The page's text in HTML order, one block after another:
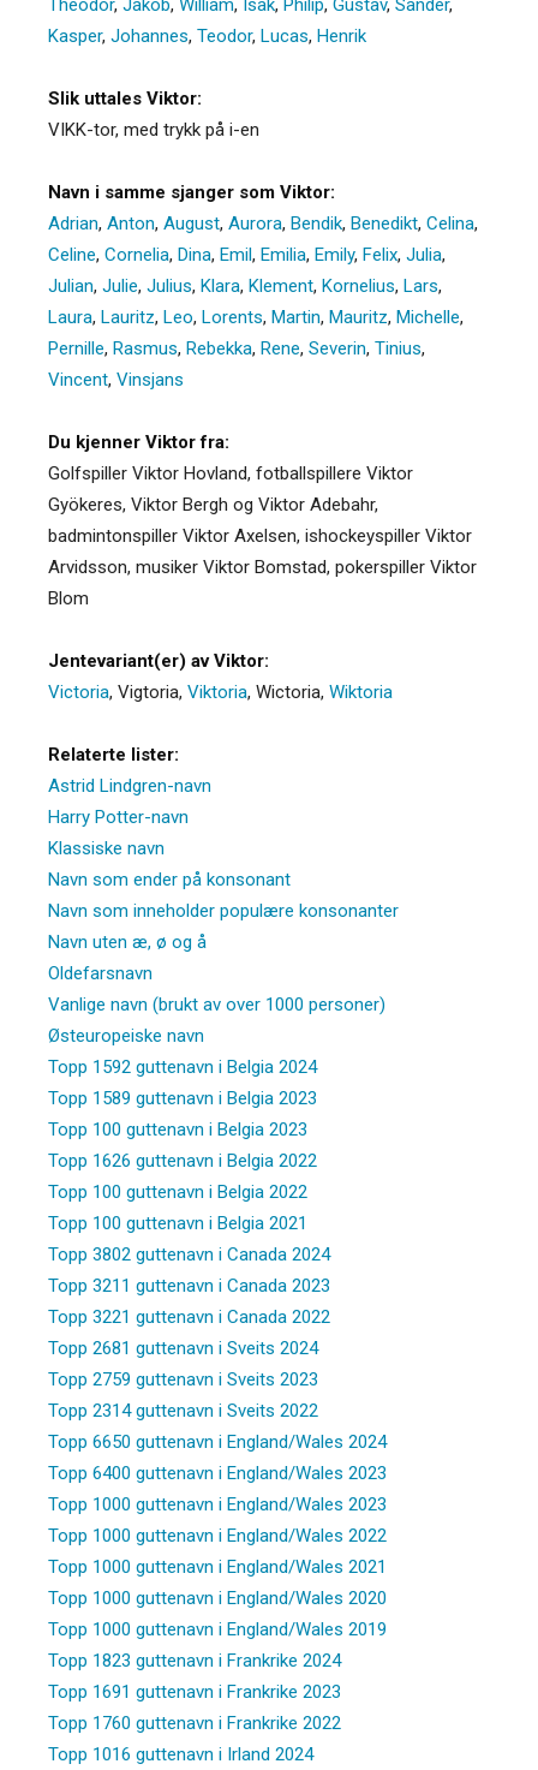
Kasper, Johannes, Teodor, Lucas, Henrik
Slik uttales Viktor:
VIKK-tor, med trykk på i-en
Navn i samme sjanger som Viktor:
Adrian, Anton, August, Aurora, Bendik, Benedikt, Celina,
Celine, Cornelia, Dina, Emil, Emilia, Emily, Felix, Julia,
Julian, Julie, Julius, Klara, Klement, Kornelius, Lars,
Laura, Lauritz, Leo, Lorents, Martin, Mauritz, Michelle,
Pernille, Rasmus, Rebekka, Rene, Severin, Tinius,
Vincent, Vinsjans
Du kjenner Viktor fra:
Golfspiller Viktor Hovland, fotballspillere Viktor
Gyökeres, Viktor Bergh og Viktor Adebahr,
badmintonspiller Viktor Axelsen, ishockeyspiller Viktor
Arvidsson, musiker Viktor Bomstad, pokerspiller Viktor
Blom
Jentevariant(er) av Viktor:
Victoria, Vigtoria, Viktoria, Wictoria, Wiktoria
Relaterte lister:
Astrid Lindgren-navn
Harry Potter-navn
Klassiske navn
Navn som ender på konsonant
Navn som inneholder populære konsonanter
Navn uten æ, ø og å
Oldefarsnavn
Vanlige navn (brukt av over 1000 personer)
Østeuropeiske navn
Topp 1592 guttenavn i Belgia 2024
Topp 1589 guttenavn i Belgia 2023
Topp 100 guttenavn i Belgia 2023
Topp 1626 guttenavn i Belgia 2022
Topp 100 guttenavn i Belgia 2022
Topp 100 guttenavn i Belgia 2021
Topp 3802 guttenavn i Canada 2024
Topp 3211 guttenavn i Canada 2023
Topp 3221 guttenavn i Canada 2022
Topp 2681 guttenavn i Sveits 2024
Topp 2759 guttenavn i Sveits 2023
Topp 2314 guttenavn i Sveits 2022
Topp 6650 guttenavn i England/Wales 2024
Topp 6400 guttenavn i England/Wales 2023
Topp 1000 guttenavn i England/Wales 2023
Topp 1000 guttenavn i England/Wales 2022
Topp 1000 guttenavn i England/Wales 2021
Topp 1000 guttenavn i England/Wales 2020
Topp 1000 guttenavn i England/Wales 2019
Topp 1823 guttenavn i Frankrike 2024
Topp 1691 guttenavn i Frankrike 2023
Topp 1760 guttenavn i Frankrike 2022
Topp 1016 guttenavn i Irland 2024